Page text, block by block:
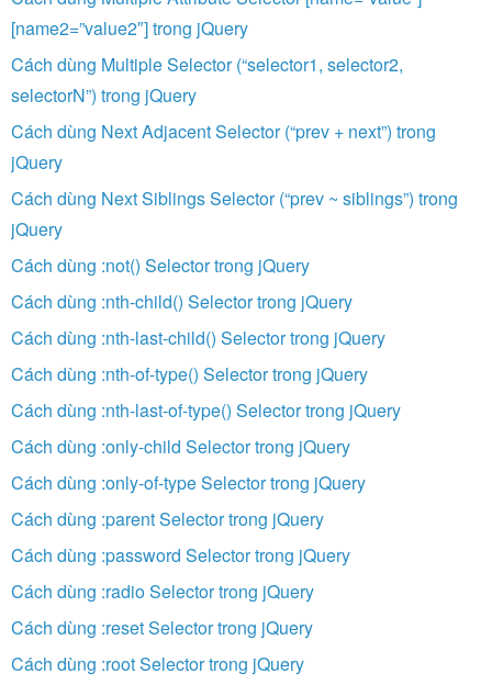
[name2=”value2″] trong jQuery
Cách dùng Multiple Selector (“selector1, selector2,
selectorN”) trong jQuery
Cách dùng Next Adjacent Selector (“prev + next”) trong
jQuery
Cách dùng Next Siblings Selector (“prev ~ siblings”) trong
jQuery
Cách dùng :not() Selector trong jQuery
Cách dùng :nth-child() Selector trong jQuery
Cách dùng :nth-last-child() Selector trong jQuery
Cách dùng :nth-of-type() Selector trong jQuery
Cách dùng :nth-last-of-type() Selector trong jQuery
Cách dùng :only-child Selector trong jQuery
Cách dùng :only-of-type Selector trong jQuery
Cách dùng :parent Selector trong jQuery
Cách dùng :password Selector trong jQuery
Cách dùng :radio Selector trong jQuery
Cách dùng :reset Selector trong jQuery
Cách dùng :root Selector trong jQuery